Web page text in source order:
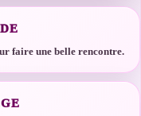
faire une belle rencontre.